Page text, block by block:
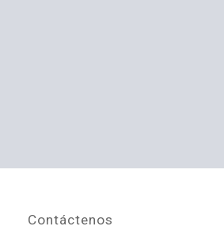
Contáctenos